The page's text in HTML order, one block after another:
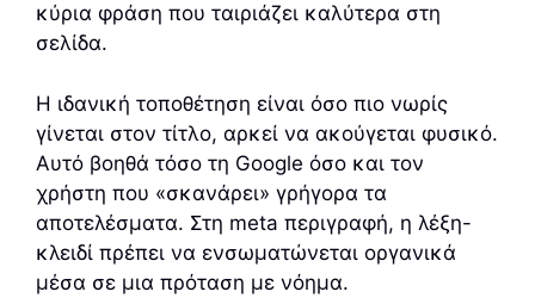
κύρια φράση που ταιριάζει καλύτερα στη
σελίδα.
Η ιδανική τοποθέτηση είναι όσο πιο νωρίς
γίνεται στον τίτλο, αρκεί να ακούγεται φυσικό.
Αυτό βοηθά τόσο τη Google όσο και τον
χρήστη που «σκανάρει» γρήγορα τα
αποτελέσματα. Στη meta περιγραφή, η λέξη-
κλειδί πρέπει να ενσωματώνεται οργανικά
μέσα σε μια πρόταση με νόημα.